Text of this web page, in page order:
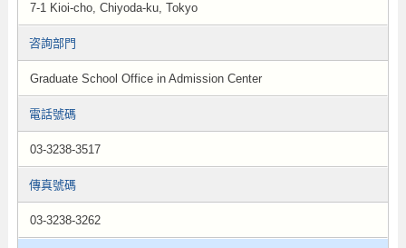
7-1 Kioi-cho, Chiyoda-ku, Tokyo
咨詢部門
Graduate School Office in Admission Center
電話號碼
03-3238-3517
傳真號碼
03-3238-3262